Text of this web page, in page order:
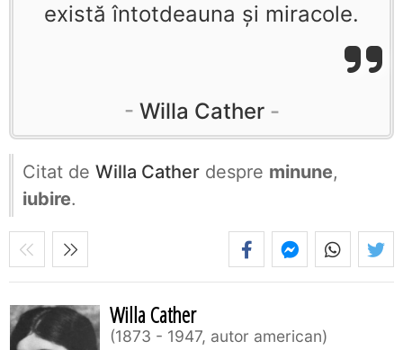
există întotdeauna şi miracole.
Willa Cather
Citat de Willa Cather despre minune,
iubire.
Willa Cather
1873 - 1947, autor american